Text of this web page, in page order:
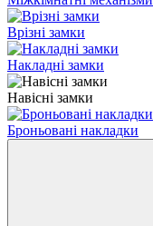
Врізні замки
Накладні замки
Навісні замки
Броньовані накладки